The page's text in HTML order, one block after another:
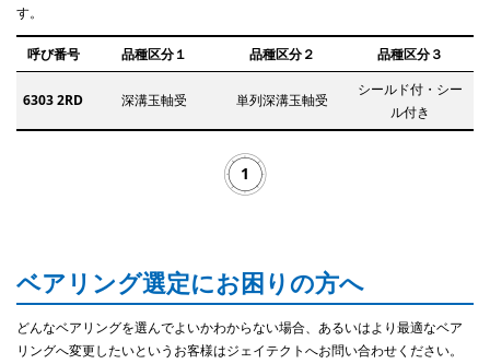
す。
呼び番号 品種区分１ 品種区分２ 品種区分３
6303 2RD 深溝玉軸受 単列深溝玉軸受
シールド付・シー
ル付き
1
ベアリング選定にお困りの方へ
どんなベアリングを選んでよいかわからない場合、あるいはより最適なベア
リングへ変更したいというお客様はジェイテクトへお問い合わせください。